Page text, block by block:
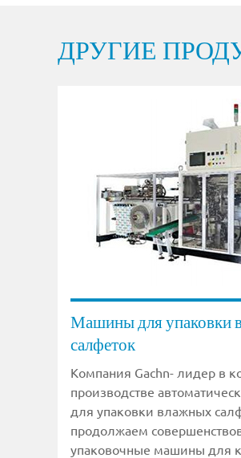
ДРУГИЕ
Машины для упаковки
салфеток
Компания Gachn- лидер в
производстве
для упаковки влажных
продолжаем
упаковочные машины для